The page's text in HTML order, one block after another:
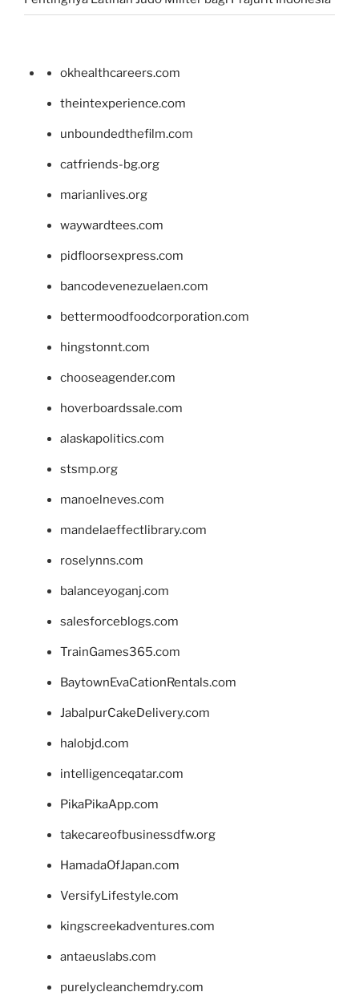
okhealthcareers.com
theintexperience.com
unboundedthefilm.com
catfriends-bg.org
marianlives.org
waywardtees.com
pidfloorsexpress.com
bancodevenezuelaen.com
bettermoodfoodcorporation.com
hingstonnt.com
chooseagender.com
hoverboardssale.com
alaskapolitics.com
stsmp.org
manoelneves.com
mandelaeffectlibrary.com
roselynns.com
balanceyoganj.com
salesforceblogs.com
TrainGames365.com
BaytownEvaCationRentals.com
JabalpurCakeDelivery.com
halobjd.com
intelligenceqatar.com
PikaPikaApp.com
takecareofbusinessdfw.org
HamadaOfJapan.com
VersifyLifestyle.com
kingscreekadventures.com
antaeuslabs.com
purelycleanchemdry.com